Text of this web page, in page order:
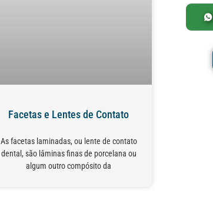
Facetas e Lentes de Contato
As facetas laminadas, ou lente de contato
dental, são lâminas finas de porcelana ou
algum outro compósito da